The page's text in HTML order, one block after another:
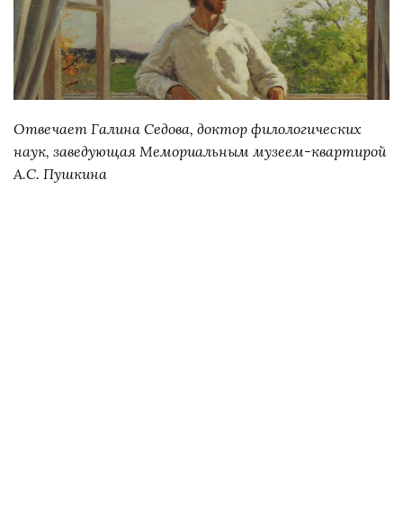
Отвечает Галина Седова, доктор филологических
наук, заведующая Мемориальным музеем-квартирой
А.С. Пушкина